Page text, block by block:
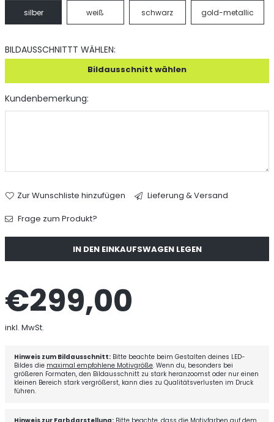
silber weiß schwarz gold-metallic
BILDAUSSCHNITTT WÄHLEN:
Bildausschnitt wählen
Kundenbemerkung:
Zur Wunschliste hinzufügen
Lieferung & Versand
Frage zum Produkt?
IN DEN EINKAUFSWAGEN LEGEN
Normaler
€299,00
inkl. MwSt.
Hinweis zum Bildausschnitt: Bitte beachte beim Gestalten deines LED-
Bildes die maximal empfohlene Motivgröße. Wenn du, besonders bei
größeren Formaten, den Bildausschnitt zu stark heranzoomst oder nur einen
kleinen Bereich stark vergrößerst, kann dies zu Qualitätsverlusten im Druck
führen.